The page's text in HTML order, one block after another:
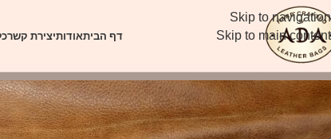
Skip to navigation
Skip to main content
דף הביתאודותיצירת קשר
עמוד הבית תיקי מסנג'ר עמוד 3